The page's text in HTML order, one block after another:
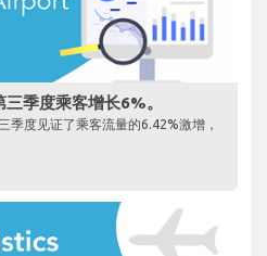
季度乘客增长6%。
季度见证了乘客流量的6.42%激增，